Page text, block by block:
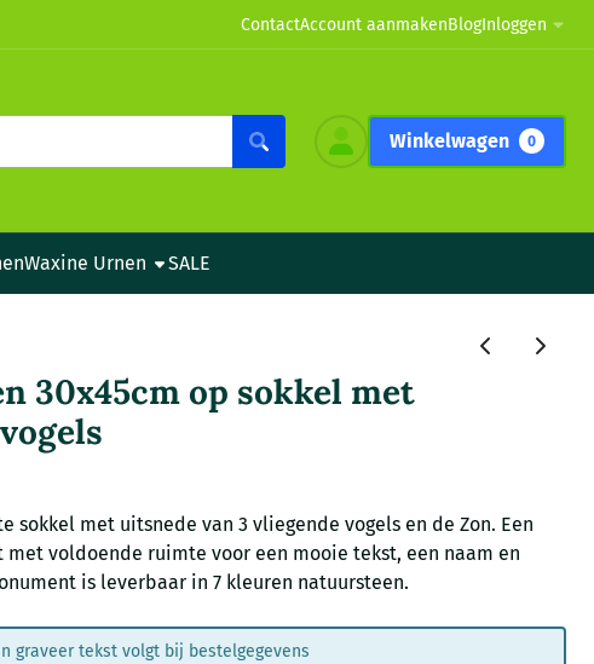
ContactAccount aanmakenBlogInloggen
Winkelwagen 0
Waxine Urnen SALE
30x45cm op sokkel met
sokkel met uitsnede van 3 vliegende vogels en de Zon. Een
voldoende ruimte voor een mooie tekst, een naam en
is leverbaar in 7 kleuren natuursteen.
graveer tekst volgt bij bestelgegevens